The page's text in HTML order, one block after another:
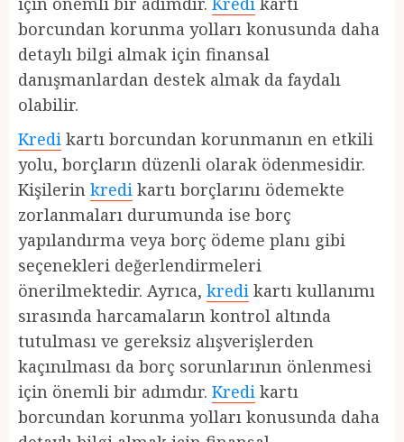
borcundan korunma yolları konusunda daha
detaylı bilgi almak için finansal
danışmanlardan destek almak da faydalı
olabilir.
Kredi kartı borcundan korunmanın en etkili
yolu, borçların düzenli olarak ödenmesidir.
Kişilerin kredi kartı borçlarını ödemekte
zorlanmaları durumunda ise borç
yapılandırma veya borç ödeme planı gibi
seçenekleri değerlendirmeleri
önerilmektedir. Ayrıca, kredi kartı kullanımı
sırasında harcamaların kontrol altında
tutulması ve gereksiz alışverişlerden
kaçınılması da borç sorunlarının önlenmesi
için önemli bir adımdır. Kredi kartı
borcundan korunma yolları konusunda daha